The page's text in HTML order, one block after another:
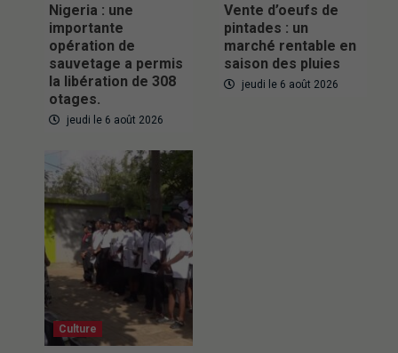
Nigeria : une
importante
opération de
sauvetage a permis
la libération de 308
otages.
jeudi le 6 août 2026
Vente d’oeufs de
pintades : un
marché rentable en
saison des pluies
jeudi le 6 août 2026
Culture